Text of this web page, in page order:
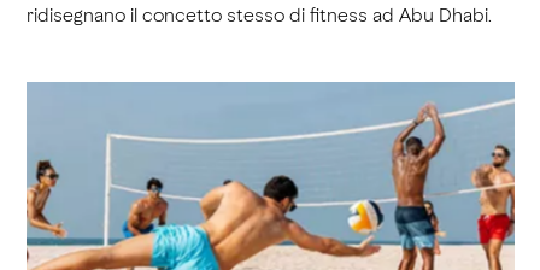
ridisegnano il concetto stesso di fitness ad Abu Dhabi.